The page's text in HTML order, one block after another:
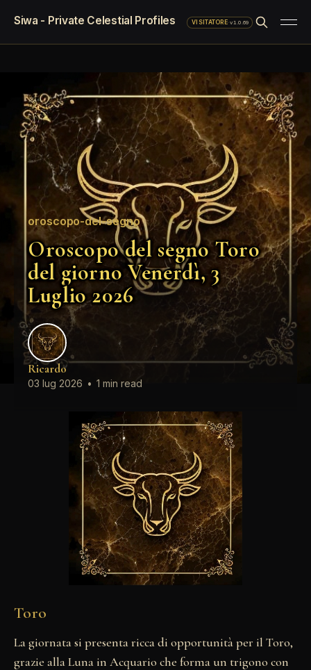
Siwa - Private Celestial Profiles VISITATORE·v1.0.69
oroscopo-del-segno
Oroscopo del segno Toro
del giorno Venerdì, 3
Luglio 2026
Ricardo
03 lug 2026 • 1 min read
Toro
La giornata si presenta ricca di opportunità per il Toro,
grazie alla Luna in Acquario che forma un trigono con